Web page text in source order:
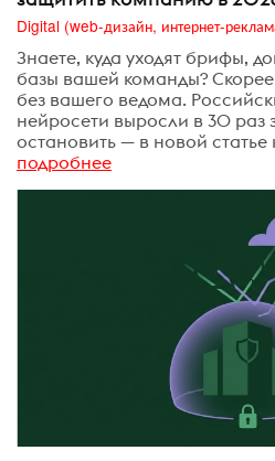
Знаете, куда уходят брифы,
базы вашей команды?
без вашего ведома.
нейросети выросли в 30 раз
остановить — в новой
подробнее